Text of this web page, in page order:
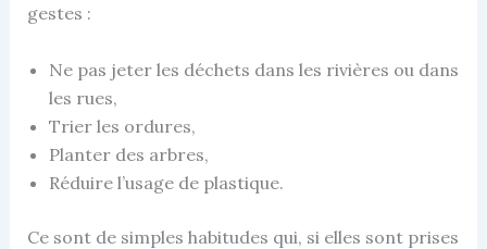
gestes :
Ne pas jeter les déchets dans les rivières ou dans
les rues,
Trier les ordures,
Planter des arbres,
Réduire l’usage de plastique.
Ce sont de simples habitudes qui, si elles sont prises